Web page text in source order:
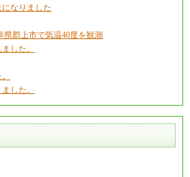
なりました
郡上市で気温40度を観測
した。
した。